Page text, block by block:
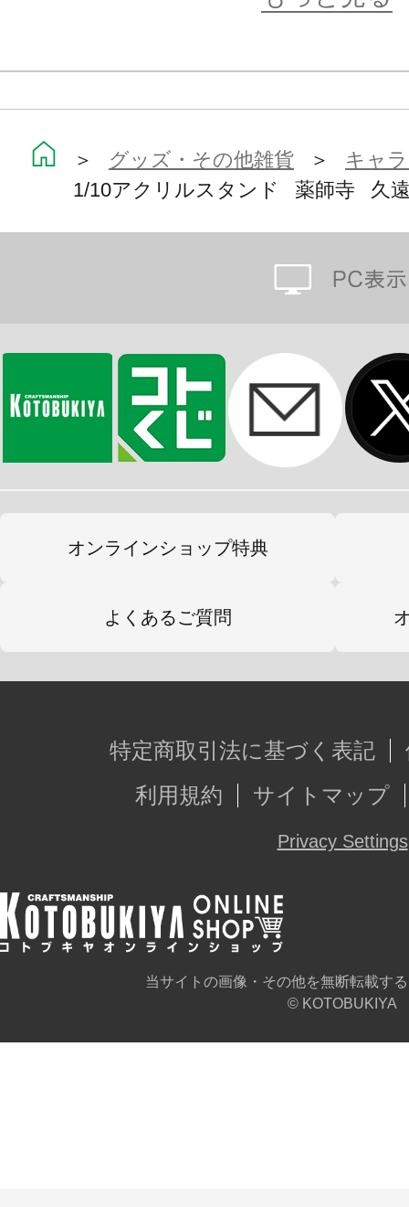
＞ グッズ・その他雑貨 ＞ キャ
1/10アクリルスタンド 薬師寺 久
オンラインショップ特典
よくあるご質問
特定商取引法に基づく表記
利用規約
サイトマップ
Privacy Settings
当サイトの画像・その他を無断転載す
© KOTOBUKIYA